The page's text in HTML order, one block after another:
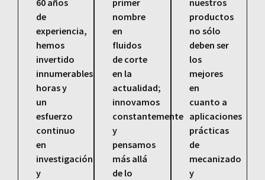
60 años
de
experiencia,
hemos
invertido
innumerables
horas y
un
esfuerzo
continuo
en
investigación
y
primer
nombre
en
fluidos
de corte
en la
actualidad;
innovamos
constantemente
y
pensamos
más allá
de lo
nuestros
productos
no sólo
deben ser
los
mejores
en
cuanto a
aplicaciones
prácticas
de
mecanizado
y